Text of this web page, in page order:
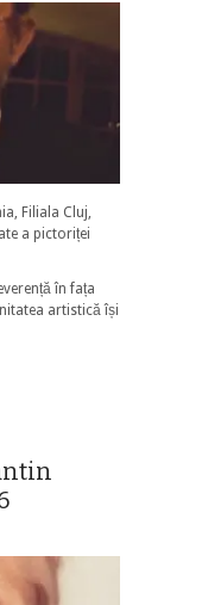
Filiala Cluj,
a pictoriței
în fața
artistică își